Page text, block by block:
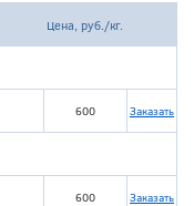
Цена, руб./кг.
600 Заказать
600 Заказать